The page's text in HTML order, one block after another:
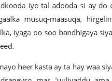
iyo tal adooda si ay
musuq-maasuqa,
iyaga oo soo bandhigaya
heer kasta ay ta hay waa